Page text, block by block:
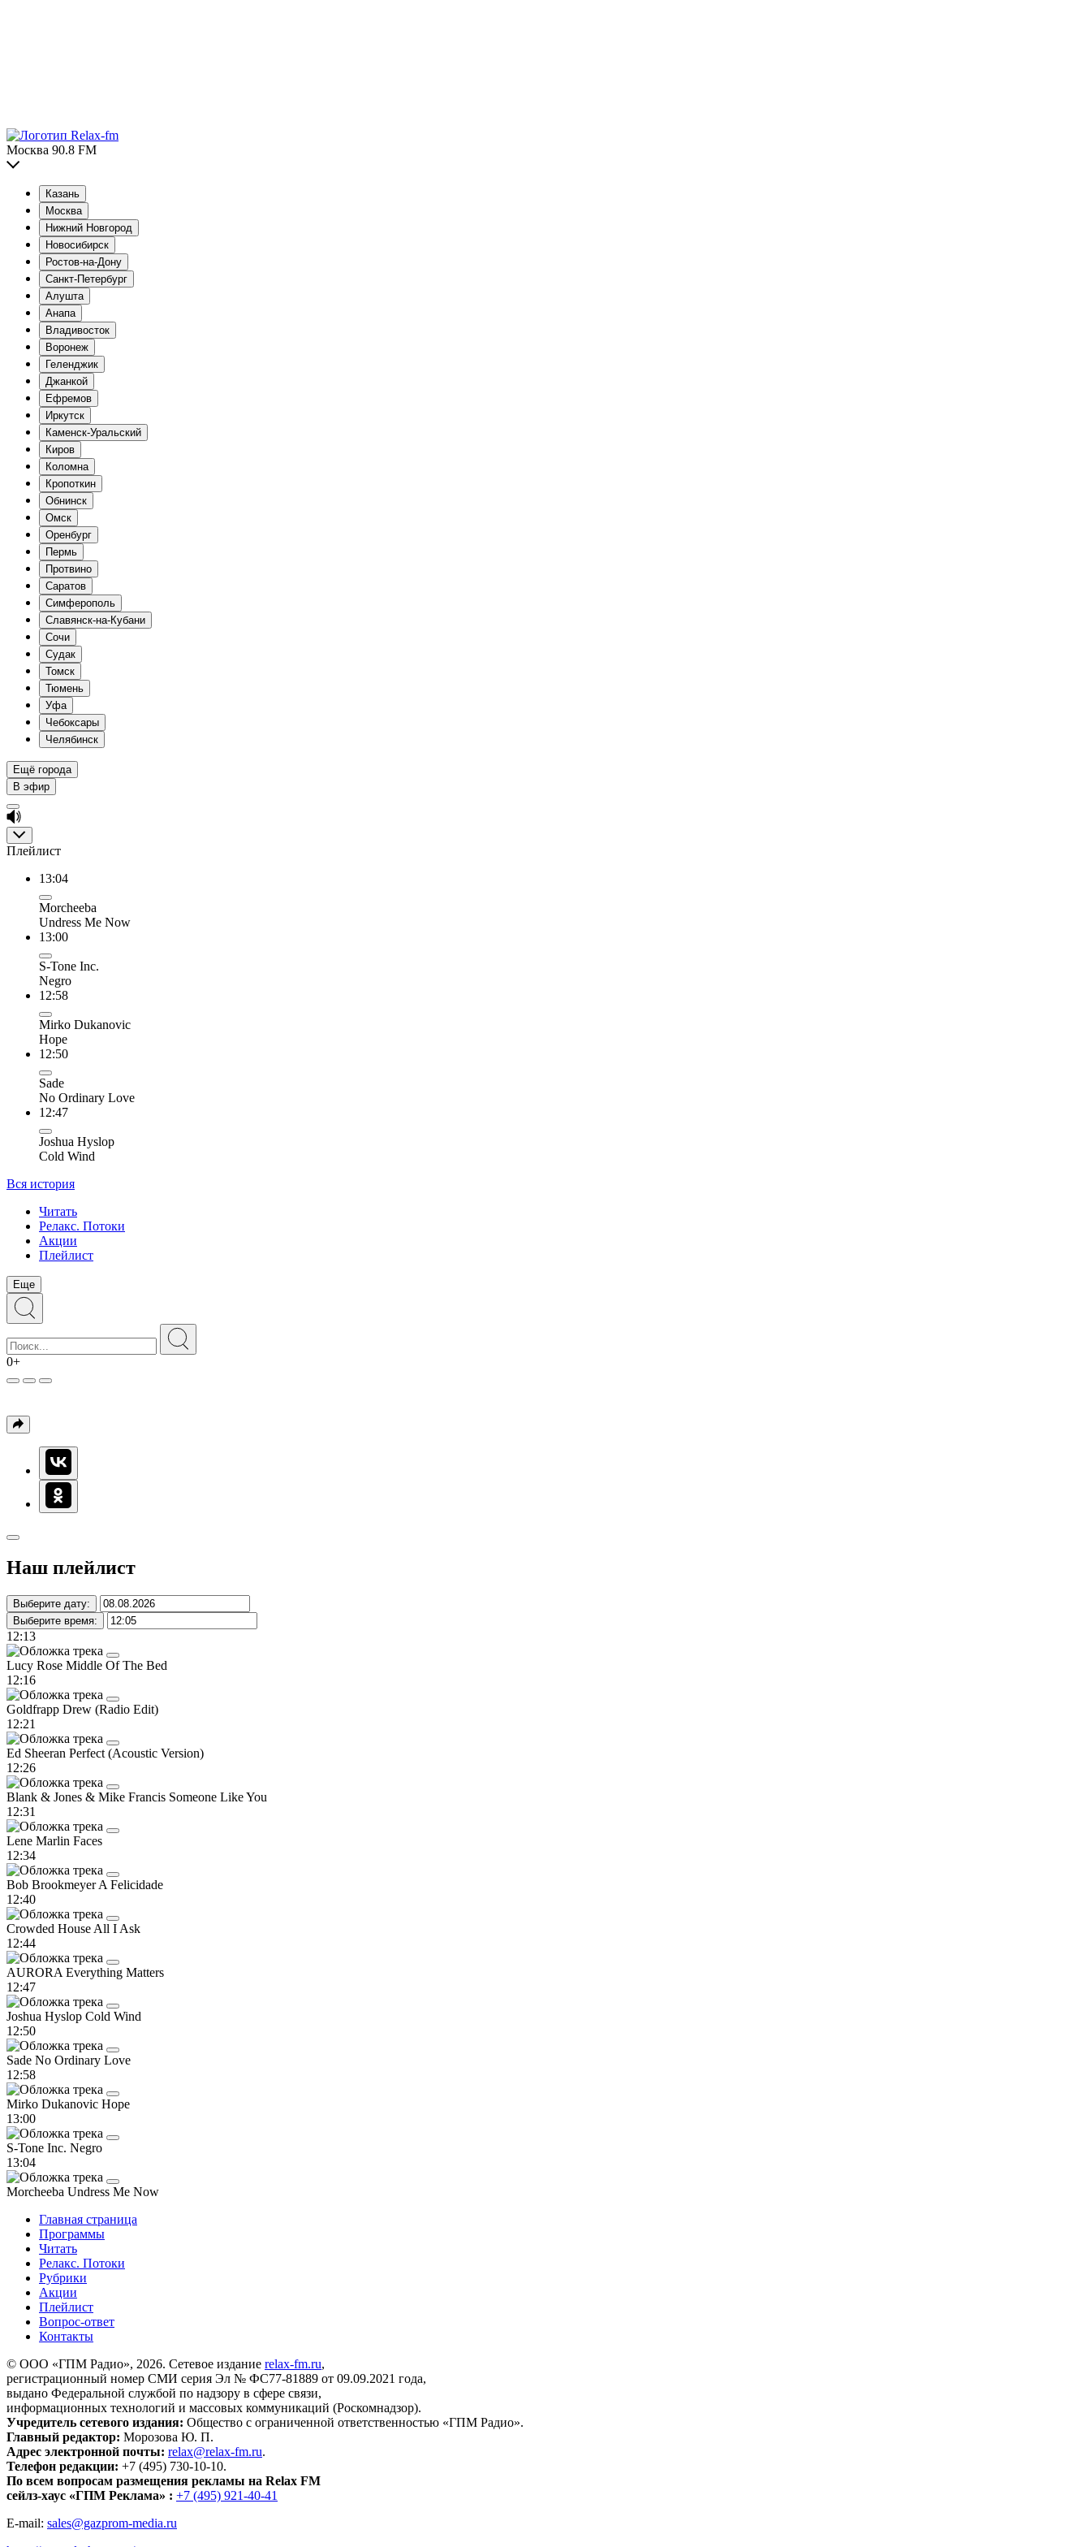
Москва 90.8 FM
Казань
Москва
Нижний Новгород
Новосибирск
Ростов-на-Дону
Санкт-Петербург
Алушта
Анапа
Владивосток
Воронеж
Геленджик
Джанкой
Ефремов
Иркутск
Каменск-Уральский
Киров
Коломна
Кропоткин
Обнинск
Омск
Оренбург
Пермь
Протвино
Саратов
Симферополь
Славянск-на-Кубани
Сочи
Судак
Томск
Тюмень
Уфа
Чебоксары
Челябинск
Ещё города
В эфир
Плейлист
13:04
Morcheeba
Undress Me Now
13:00
S-Tone Inc.
Negro
12:58
Mirko Dukanovic
Hope
12:50
Sade
No Ordinary Love
12:47
Joshua Hyslop
Cold Wind
Вся история
Читать
Релакс. Потоки
Акции
Плейлист
Еще
0+
Наш плейлист
Выберите дату:
Выберите время:
12:13
Lucy Rose Middle Of The Bed
12:16
Goldfrapp Drew (Radio Edit)
12:21
Ed Sheeran Perfect (Acoustic Version)
12:26
Blank & Jones & Mike Francis Someone Like You
12:31
Lene Marlin Faces
12:34
Bob BrookmeyerA Felicidade
12:40
Crowded House All I Ask
12:44
AURORA Everything Matters
12:47
Joshua Hyslop Cold Wind
12:50
Sade No Ordinary Love
12:58
Mirko Dukanovic Hope
13:00
S-Tone Inc. Negro
13:04
Morcheeba Undress Me Now
Главная страница
Программы
Читать
Релакс. Потоки
Рубрики
Акции
Плейлист
Вопрос-ответ
Контакты
© ООО «ГПМ Радио», 2026. Сетевое издание relax-fm.ru,
регистрационный номер СМИ серия Эл № ФС77-81889 от 09.09.2021 года,
выдано Федеральной службой по надзору в сфере связи,
информационных технологий и массовых коммуникаций (Роскомнадзор).
Учредитель сетевого издания: Общество с ограниченной ответственностью «ГПМ Радио».
Главный редактор: Морозова Ю. П.
Адрес электронной почты: relax@relax-fm.ru.
Телефон редакции: +7 (495) 730-10-10.
По всем вопросам размещения рекламы на Relax FM
сейлз-хаус «ГПМ Реклама» : +7 (495) 921-40-41
E-mail: sales@gazprom-media.ru